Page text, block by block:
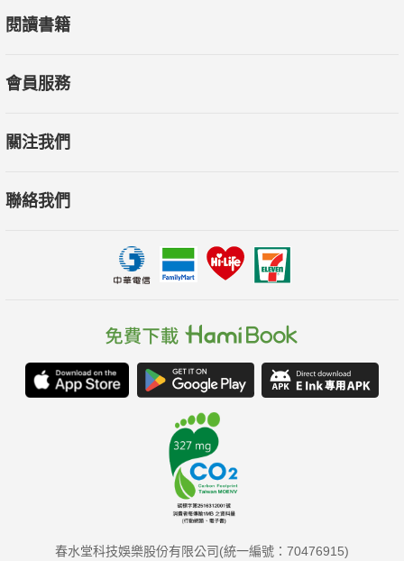
閱讀書籍
會員服務
關注我們
聯絡我們
春水堂科技娛樂股份有限公司(統一編號：70476915)